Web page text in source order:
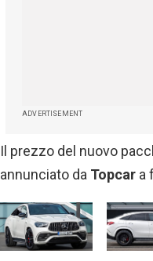
ADVERTISEMENT
Il prezzo del nuovo
annunciato da Topcar a